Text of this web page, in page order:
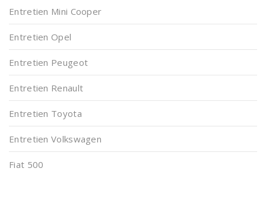
Entretien Mini Cooper
Entretien Opel
Entretien Peugeot
Entretien Renault
Entretien Toyota
Entretien Volkswagen
Fiat 500